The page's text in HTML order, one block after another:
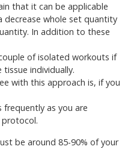
that it can be applicable
decrease whole set quantity
In addition to these
of isolated workouts if
individually.
with this approach is, if you
as you are
be around 85-90% of your